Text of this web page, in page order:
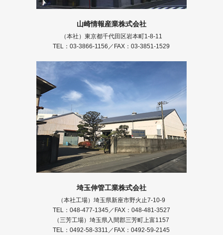
山崎情報産業株式会社
（本社）東京都千代田区岩本町1-8-11
TEL：03-3866-1156／FAX：03-3851-1529
埼玉伸管工業株式会社
（本社工場）埼玉県新座市野火止7-10-9
TEL：048-477-1345／FAX：048-481-3527
（三芳工場）埼玉県入間郡三芳町上富1157
TEL：0492-58-3311／FAX：0492-59-2145